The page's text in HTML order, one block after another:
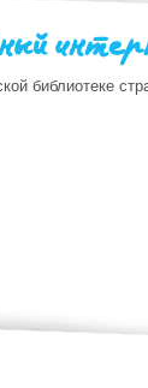
библиотеке